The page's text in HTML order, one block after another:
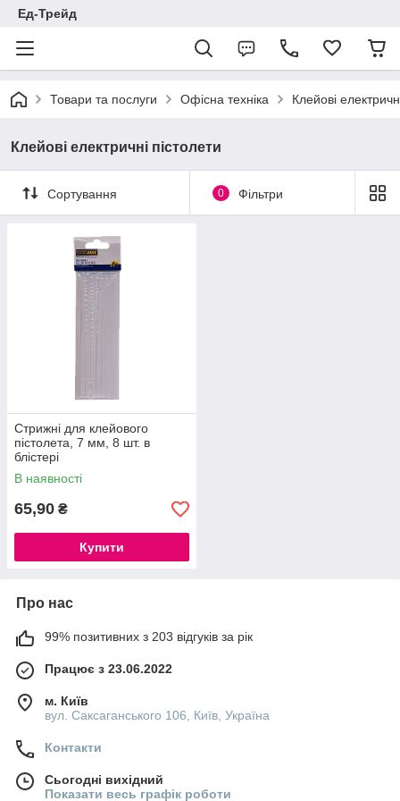
Ед-Трейд
Товари та послуги Офісна техніка Клейові
Клейові електричні пістолети
Сортування 0 Фільтри
Стрижні для клейового
пістолета, 7 мм, 8 шт. в
блістері
В наявності
65,90 ₴
Купити
Про нас
99% позитивних з 203 відгуків за рік
Працює з 23.06.2022
м. Київ
вул. Саксаганського 106, Київ, Україна
Контакти
Сьогодні вихідний
Показати весь графік роботи